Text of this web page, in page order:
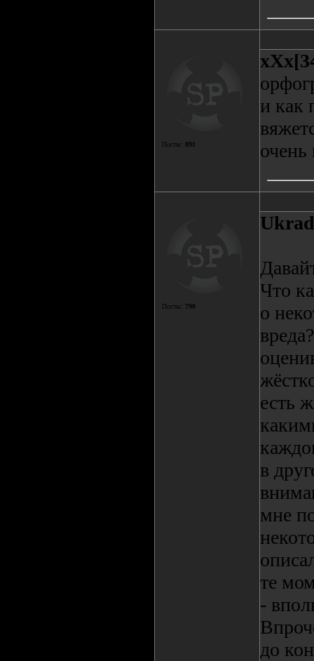
Посты: 891
и как
очень
Посты: 790
Что
о
есть
в
мне
те
-
до